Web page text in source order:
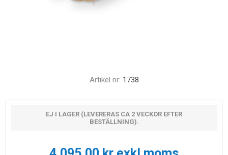
Artikel nr: 1738
EJ I LAGER (LEVERERAS CA 2 VECKOR EFTER
BESTÄLLNING).